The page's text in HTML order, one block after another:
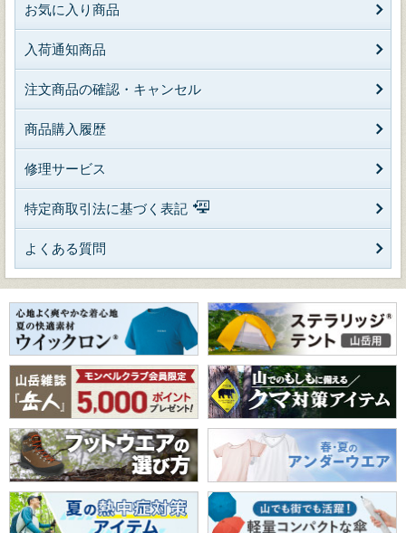
お気に入り商品
入荷通知商品
注文商品の確認・キャンセル
商品購入履歴
修理サービス
特定商取引法に基づく表記
よくある質問